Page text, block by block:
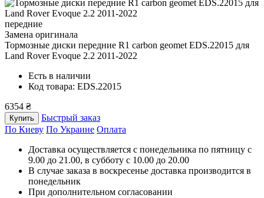
передние
Замена оригинала
Тормозные диски передние R1 carbon geomet EDS.22015 для
Land Rover Evoque 2.2 2011-2022
Есть в наличии
Код товара: EDS.22015
6354 ₴
Купить
Быстрый заказ
По Киеву По Украине Оплата
Доставка осуществляется с понедельника по пятницу с
9.00 до 21.00, в субботу с 10.00 до 20.00
В случае заказа в воскресенье доставка производится в
понедельник
При дополнительном согласовании